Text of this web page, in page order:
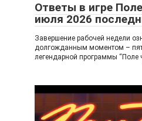
Ответы в игре
июля 2026
Завершение рабочей недели
долгожданным моментом –
легендарной программы “Поле